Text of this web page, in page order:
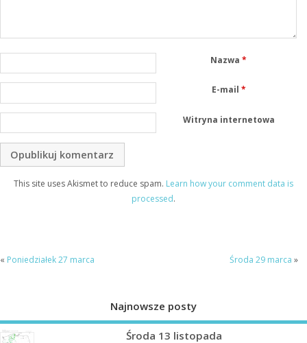
Nazwa*
E-mail *
Witryna internetowa
This site uses Akismet to reduce spam. Learn how your comment data is
processed.
« Poniedziałek 27 marca Środa 29 marca »
Najnowsze posty
Środa 13 listopada